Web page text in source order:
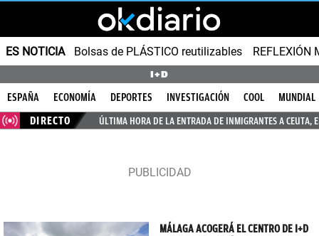
ES NOTICIA Bolsas de PLÁSTICO reutilizables REFLEXIÓN
I+D
ESPAÑA ECONOMÍA DEPORTES INVESTIGACIÓN COOL
MUNDIAL
DIRECTO
ÚLTIMA HORA DE LA ENTRADA DE INMIGRANTES A CEUTA,
MÁLAGA ACOGERÁ EL CENTRO DE I+D